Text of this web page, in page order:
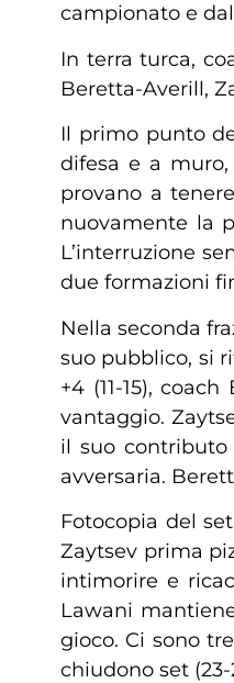
campionato e
In terra turca,
Beretta-Averill,
Il primo punto
difesa e a
provano a
nuovamente la
L’interruzione
due formazioni
Nella seconda
suo pubblico, si
+4 (11-15),
vantaggio.
il suo contributo
avversaria.
Fotocopia del
Zaytsev prima
intimorire e
Lawani
gioco. Ci sono
chiudono set